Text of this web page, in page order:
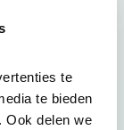
te
te bieden
Ook delen we